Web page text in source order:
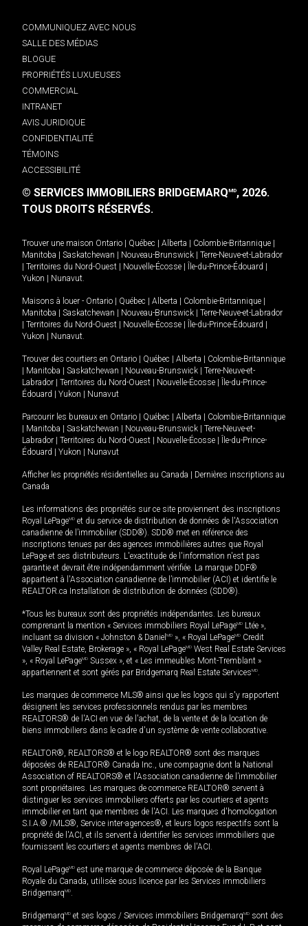
COMMUNIQUEZ AVEC NOUS
SALLE DES MÉDIAS
BLOGUE
PROPRIÉTÉS LUXUEUSES
COMMERCIAL
INTRANET
AVIS JURIDIQUE
CONFIDENTIALITÉ
TÉMOINS
ACCESSIBILITÉ
© SERVICES IMMOBILIERS BRIDGEMARQMD, 2026.
TOUS DROITS RÉSERVÉS.
Trouver une maison Ontario Québec Alberta Colombie-Britannique
Manitoba
Saskatchewan Nouveau-Brunswick
Terre-Neuve-et-Labrador
Territoires du Nord-Ouest Nouvelle-Écosse Île-du-Prince-Édouard
Yukon
Nunavut.
Maisons à louer - Ontario Québec Alberta Colombie-Britannique
Manitoba
Saskatchewan Nouveau-Brunswick
Terre-Neuve-et-Labrador
Territoires du Nord-Ouest Nouvelle-Écosse Île-du-Prince-Édouard
Yukon
Nunavut.
Trouver des courtiers en Ontario Québec Alberta
Colombie-Britannique
Manitoba Saskatchewan Nouveau-Brunswick
Terre-Neuve-et-
Labrador
Territoires du Nord-Ouest Nouvelle-Écosse
Île-du-Prince-
Édouard
Yukon Nunavut
Parcourir les bureaux en Ontario Québec Alberta
Colombie-Britannique
Manitoba Saskatchewan Nouveau-Brunswick
Terre-Neuve-et-
Labrador
Territoires du Nord-Ouest Nouvelle-Écosse
Île-du-Prince-
Édouard
Yukon Nunavut
Afficher les propriétés résidentielles au Canada
Dernières inscriptions au
Canada
Les informations des propriétés sur ce site proviennent des inscriptions
Royal LePageMD et du service de distribution de données de l'Association
canadienne de l’immobilier (SDD®). SDD® met en référence des
inscriptions tenues par des agences immobilières autres que Royal
LePage et ses distributeurs. L'exactitude de l'information n'est pas
garantie et devrait être indépendamment vérifiée. La marque DDF®
appartient à l'Association canadienne de l’immobilier (ACI) et identifie le
REALTOR.ca Installation de distribution de données (SDD®).
*Tous les bureaux sont des propriétés indépendantes. Les bureaux
comprenant la mention « Services immobiliers Royal LePageMD Ltée »,
incluant sa division « Johnston & Daniel MD », « Royal LePageMD Credit
Valley Real Estate, Brokerage », « Royal LePageMD West Real Estate Services
», « Royal LePageMD Sussex », et « Les immeubles Mont-Tremblant »
appartiennent et sont gérés par Bridgemarq Real Estate ServicesMD.
Les marques de commerce MLS® ainsi que les logos qui s'y rapportent
désignent les services professionnels rendus par les membres
REALTORS® de l'ACI en vue de l'achat, de la vente et de la location de
biens immobiliers dans le cadre d'un système de vente collaborative.
REALTOR®, REALTORS® et le logo REALTOR® sont des marques
déposées de REALTOR® Canada Inc., une compagnie dont la National
Association of REALTORS® et l'Association canadienne de l’immobilier
sont propriétaires. Les marques de commerce REALTOR® servent à
distinguer les services immobiliers offerts par les courtiers et agents
immobilier en tant que membres de l'ACI. Les marques d'homologation
S.I.A.® /MLS®, Service inter-agences®, et leurs logos respectifs sont la
propriété de l'ACI, et ils servent à identifier les services immobiliers que
fournissent les courtiers et agents membres de l'ACI.
Royal LePageMD est une marque de commerce déposée de la Banque
Royale du Canada, utilisée sous licence par les Services immobiliers
BridgemarqMD.
BridgemarqMD et ses logos / Services immobiliers BridgemarqMD sont des